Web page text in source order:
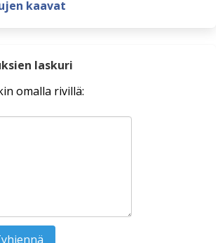
kaavat
laskuri
omalla rivillä: